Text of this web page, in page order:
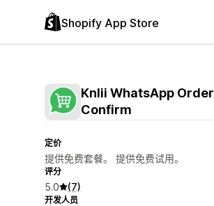
Shopify App Store
Knlii WhatsApp Order
Confirm
定价
提供免费套餐。 提供免费试用。
评分
5.0 (7)
开发人员